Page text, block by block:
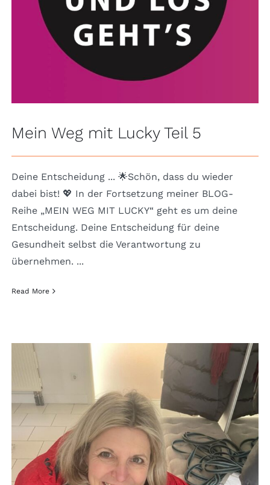
Mein Weg mit Lucky Teil 5
Deine Entscheidung ... 🌟Schön, dass du wieder
dabei bist! 💖 In der Fortsetzung meiner BLOG-
Reihe „MEIN WEG MIT LUCKY“ geht es um deine
Entscheidung. Deine Entscheidung für deine
Gesundheit selbst die Verantwortung zu
übernehmen. ...
Read More